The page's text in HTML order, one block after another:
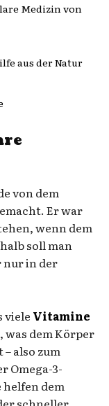
Medizin von
aus der Natur
von dem
Er war
wenn dem
soll man
nur in der
viele Vitamine
dem Körper
also zum
Omega-3-
dem